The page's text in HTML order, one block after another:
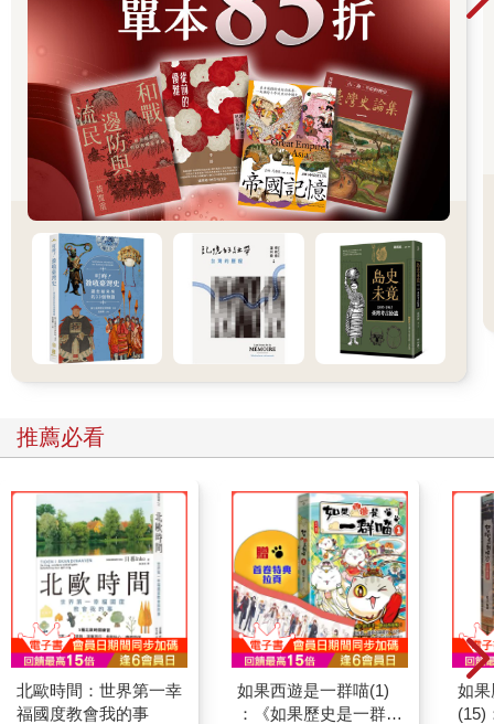
推薦必看
北歐時間：世界第一幸
福國度教會我的事
如果西遊是一群喵(1)
：《如果歷史是一群
如
(15)